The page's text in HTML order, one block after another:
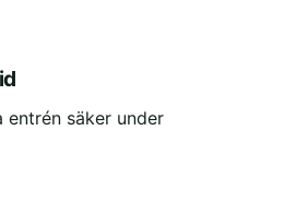
säker under